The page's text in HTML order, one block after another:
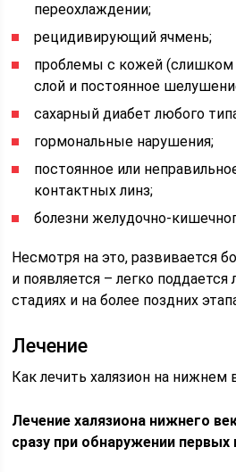
переохлаждении;
рецидивирующий ячмень;
проблемы с кожей
слой и постоянное
сахарный диабет любого
гормональные нарушения;
постоянное или
контактных линз;
болезни желудочно-
Несмотря на это, развивается
и появляется – легко
стадиях и на более поздних
Лечение
Как лечить халязион на нижнем
Лечение халязиона нижнего
сразу при обнаружении первых